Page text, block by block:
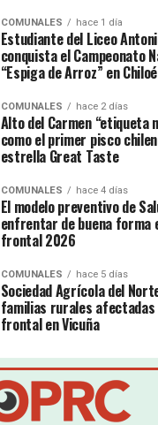
COMUNALES hace 1 día
Estudiante del Liceo
conquista el Campeonato
“Espiga de Arroz” en Chiloé
COMUNALES hace 2 días
Alto del Carmen “etiqueta
como el primer pisco
estrella Great Taste
COMUNALES hace 4 días
El modelo preventivo de
enfrentar de buena forma
frontal 2026
COMUNALES hace 5 días
Sociedad Agrícola del
familias rurales
frontal en Vicuña